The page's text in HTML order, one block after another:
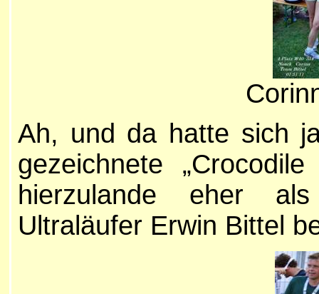
Ah, und da hatte sich
gezeichnete „
hierzulande eher
Ultraläufer Erwin Bittel